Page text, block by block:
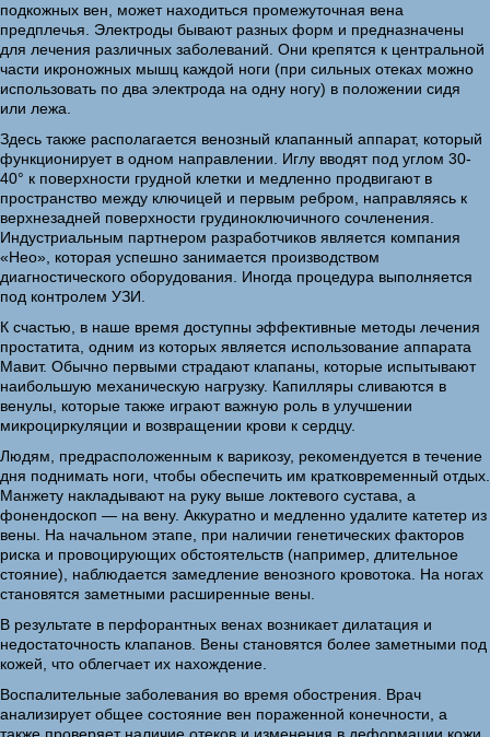
подкожных вен, может находиться промежуточная вена
предплечья. Электроды бывают разных форм и предназначены
для лечения различных заболеваний. Они крепятся к центральной
части икроножных мышц каждой ноги (при сильных отеках можно
использовать по два электрода на одну ногу) в положении сидя
или лежа.
Здесь также располагается венозный клапанный аппарат, который
функционирует в одном направлении. Иглу вводят под углом 30-
40° к поверхности грудной клетки и медленно продвигают в
пространство между ключицей и первым ребром, направляясь к
верхнезадней поверхности грудиноключичного сочленения.
Индустриальным партнером разработчиков является компания
«Нео», которая успешно занимается производством
диагностического оборудования. Иногда процедура выполняется
под контролем УЗИ.
К счастью, в наше время доступны эффективные методы лечения
простатита, одним из которых является использование аппарата
Мавит. Обычно первыми страдают клапаны, которые испытывают
наибольшую механическую нагрузку. Капилляры сливаются в
венулы, которые также играют важную роль в улучшении
микроциркуляции и возвращении крови к сердцу.
Людям, предрасположенным к варикозу, рекомендуется в течение
дня поднимать ноги, чтобы обеспечить им кратковременный отдых.
Манжету накладывают на руку выше локтевого сустава, а
фонендоскоп — на вену. Аккуратно и медленно удалите катетер из
вены. На начальном этапе, при наличии генетических факторов
риска и провоцирующих обстоятельств (например, длительное
стояние), наблюдается замедление венозного кровотока. На ногах
становятся заметными расширенные вены.
В результате в перфорантных венах возникает дилатация и
недостаточность клапанов. Вены становятся более заметными под
кожей, что облегчает их нахождение.
Воспалительные заболевания во время обострения. Врач
анализирует общее состояние вен пораженной конечности, а